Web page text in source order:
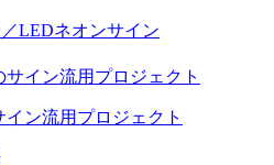
LEDネオンサイン
ン流用プロジェクト